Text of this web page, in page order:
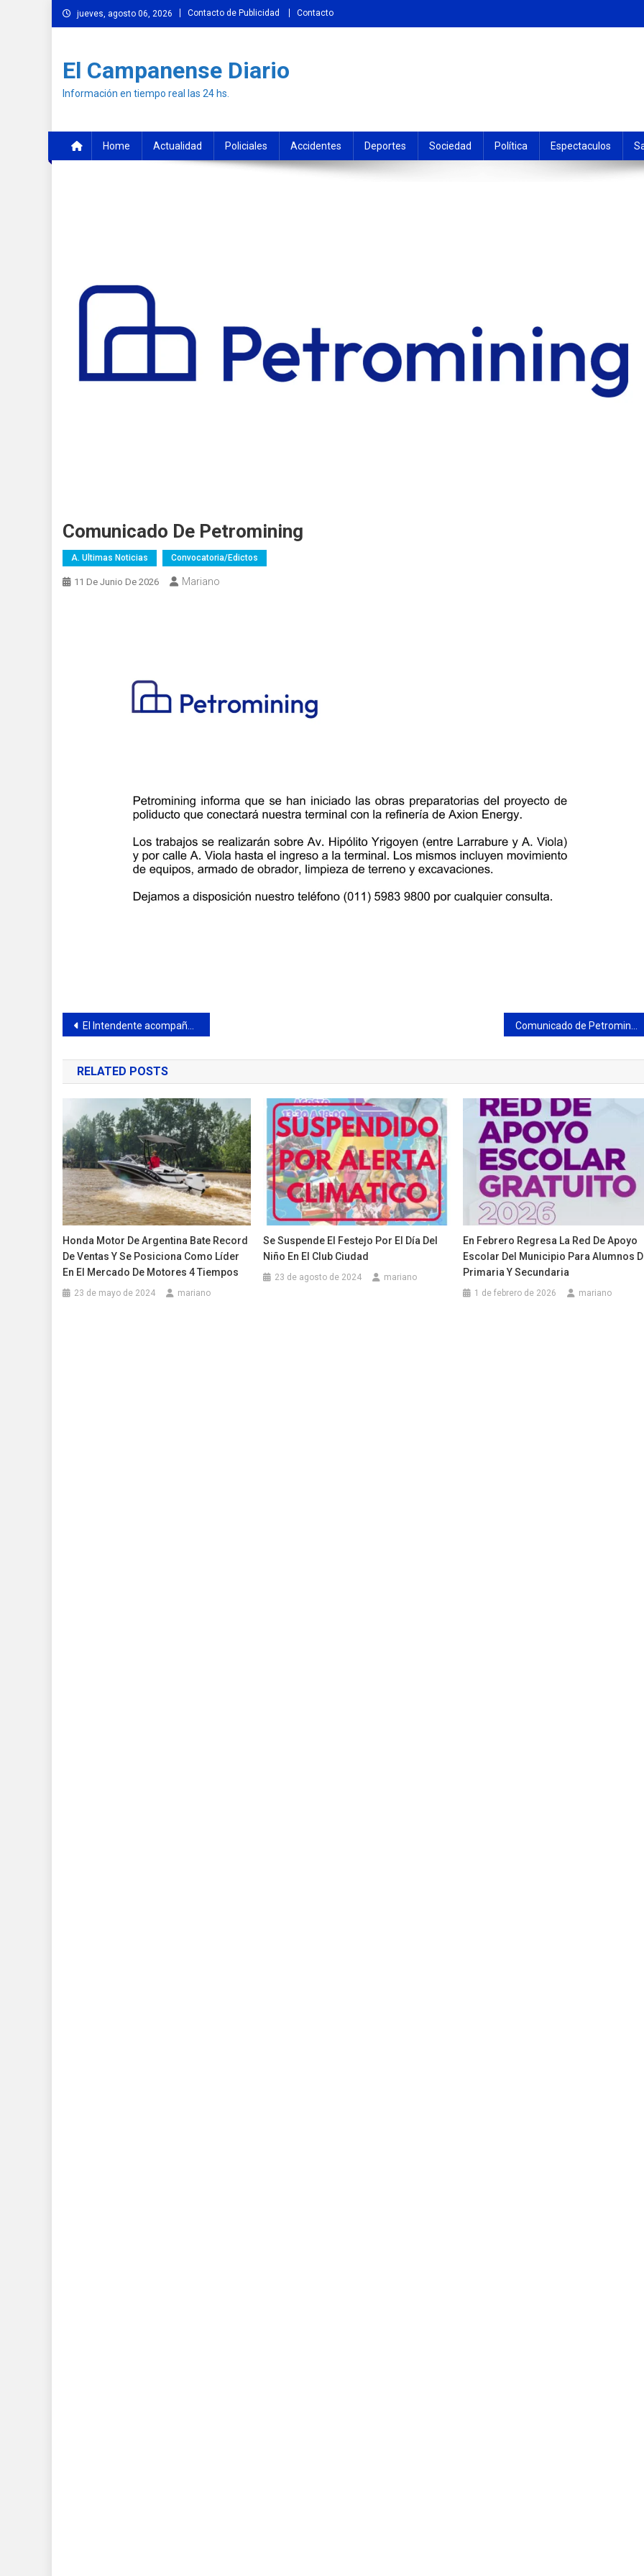
Skip
to
jueves, agosto 06, 2026 Contacto de Publicidad Contacto
El Campanense Diario
Información en tiempo real las 24 hs.
Home Actualidad Policiales Accidentes Deportes Sociedad Política Espectaculos
Comunicado De Petromining
A. Ultimas Noticias Convocatoria/edictos
11 De Junio De 2026 Mariano
Navegación
de
entradas
El Intendente acompañó la celebración por los 25 años del Grupo Esperanza
RELATED POSTS
Honda Motor De Argentina Bate Record
De Ventas Y Se Posiciona Como Líder
En El Mercado De Motores 4 Tiempos
23 de mayo de 2024 mariano
Se Suspende El Festejo Por El Día Del
Niño En El Club Ciudad
23 de agosto de 2024 mariano
En Febrero Regresa La Red De Apoyo
Escolar Del Municipio Para Alumnos
Primaria Y Secundaria
1 de febrero de 2026 mariano